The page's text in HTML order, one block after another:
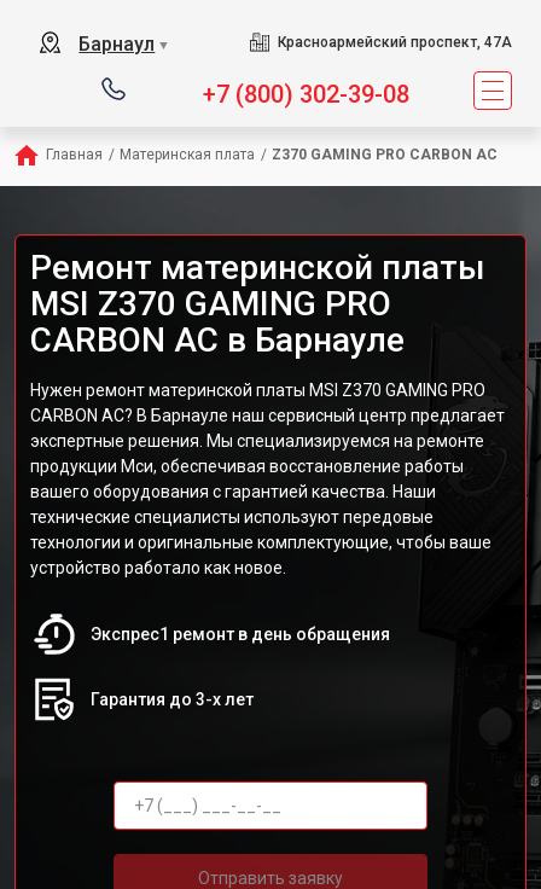
Барнаул ▼ Красноармейский проспект, 47А
+7 (800) 302-39-08
Главная / Материнская плата / Z370 GAMING PRO CARBON AC
Ремонт материнской платы
MSI Z370 GAMING PRO
CARBON AC в Барнауле
Нужен ремонт материнской платы MSI Z370 GAMING PRO
CARBON AC? В Барнауле наш сервисный центр предлагает
экспертные решения. Мы специализируемся на ремонте
продукции Мси, обеспечивая восстановление работы
вашего оборудования с гарантией качества. Наши
технические специалисты используют передовые
технологии и оригинальные комплектующие, чтобы ваше
устройство работало как новое.
Экспрес1 ремонт в день обращения
Гарантия до 3-х лет
Отправить заявку